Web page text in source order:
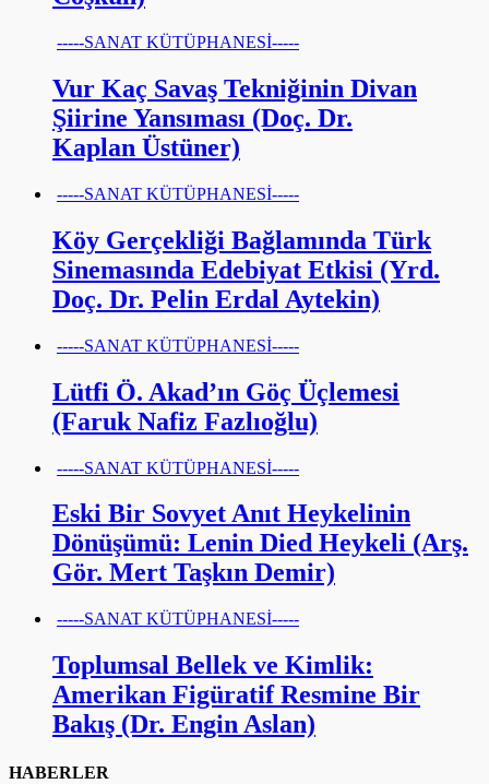
-----SANAT KÜTÜPHANESİ-----
Vur Kaç Savaş Tekniğinin Divan
Şiirine Yansıması (Doç. Dr.
Kaplan Üstüner)
-----SANAT KÜTÜPHANESİ-----
Köy Gerçekliği Bağlamında Türk
Sinemasında Edebiyat Etkisi (Yrd.
Doç. Dr. Pelin Erdal Aytekin)
-----SANAT KÜTÜPHANESİ-----
Lütfi Ö. Akad’ın Göç Üçlemesi
(Faruk Nafiz Fazlıoğlu)
-----SANAT KÜTÜPHANESİ-----
Eski Bir Sovyet Anıt Heykelinin
Dönüşümü: Lenin Died Heykeli (Arş.
Gör. Mert Taşkın Demir)
-----SANAT KÜTÜPHANESİ-----
Toplumsal Bellek ve Kimlik:
Amerikan Figüratif Resmine Bir
Bakış (Dr. Engin Aslan)
HABERLER